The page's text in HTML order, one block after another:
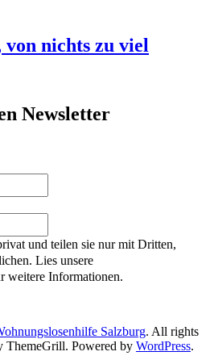
von nichts zu viel
Newsletter
und teilen sie nur mit Dritten,
Lies unsere
weitere Informationen.
Salzburg. All rights
ThemeGrill. Powered by WordPress.